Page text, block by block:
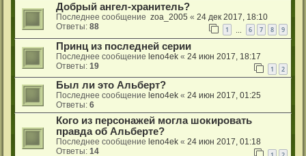
Добрый ангел-хранитель?
Последнее сообщение zoa_2005 « 24 дек 2017, 18:10
Ответы: 88 1 6 7 8 9
Принц из последней серии
Последнее сообщение leno4ek « 24 июн 2017, 18:17
Ответы: 19 1 2
Был ли это Альберт?
Последнее сообщение leno4ek « 24 июн 2017, 01:25
Ответы: 6
Кого из персонажей могла шокировать
правда об Альберте?
Последнее сообщение leno4ek « 24 июн 2017, 01:18
Ответы: 14